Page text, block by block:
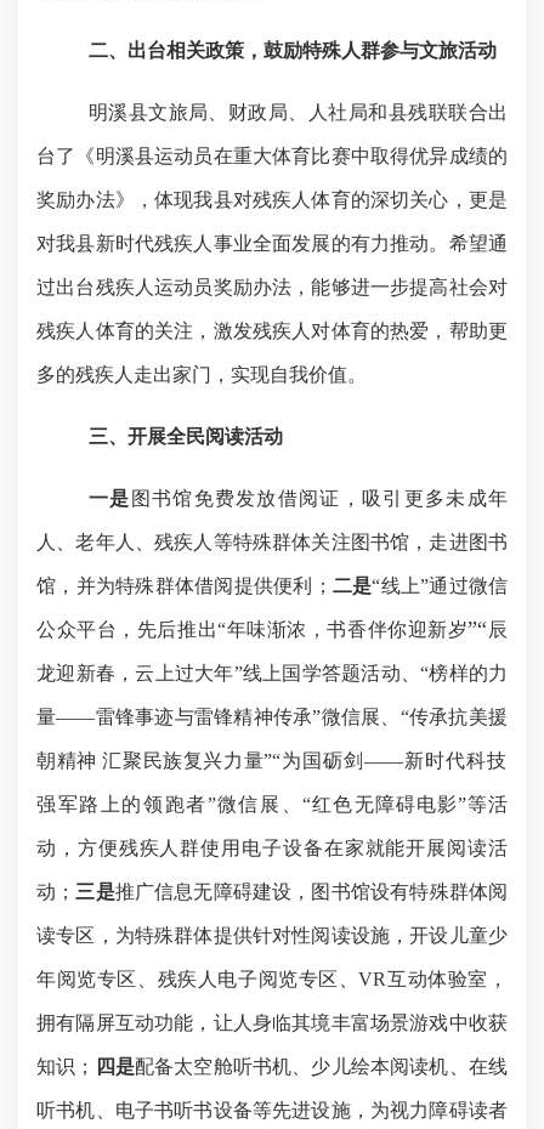
二、 出台相关政策，鼓励特殊人群参与文旅活动
明溪县文旅局、财政局、人社局和县残联联合出
台了《明溪县运动员在重大体育比赛中取得优异成绩的
奖励办法》，体现我县对残疾人体育的深切关心，更是
对我县新时代残疾人事业全面发展的有力推动。希望通
过出台残疾人运动员奖励办法，能够进一步提高社会对
残疾人体育的关注，激发残疾人对体育的热爱，帮助更
多的残疾人走出家门，实现自我价值。
三、开展全民阅读活动
一是 图书馆免费发放借阅证，吸引更多未成年
人、老年人、残疾人等特殊群体关注图书馆，走进图书
馆 ，并为特殊群体借阅提供便利； 二是“线上”通过微信
公众平台，先后推出“年味渐浓，书香伴你迎新岁”“辰
龙迎新春，云上过大年”线上国学答题活动、“榜样的力
量——雷锋事迹与雷锋精神传承”微信展、 “传承抗美援
朝精神 汇聚民族复兴力量”“为国砺剑——新时代科技
强军路上的领跑者”微信展 、“红色无障碍电影”等活
动，方便残疾人群使用电子设备在家就能开展阅读活
动； 三是推广信息无障碍建设 ， 图书馆设有特殊群体阅
读专区，为特殊群体提供针对性阅读设施，开设儿童少
年阅览专区、残疾人电子阅览专区、VR互动体验室，
拥有隔屏互动功能，让人身临其境丰富场景游戏中收获
知识 ； 四是配备太空舱听书机、少儿绘本阅读机、在线
听书机、电子书听书设备等先进设施，为视力障碍读者